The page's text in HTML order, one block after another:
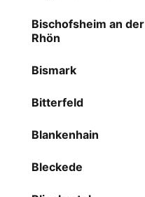
Bischofsheim an der
Rhön
Bismark
Bitterfeld
Blankenhain
Bleckede